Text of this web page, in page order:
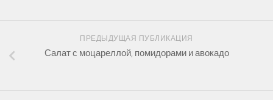
ПРЕДЫДУЩАЯ ПУБЛИКАЦИЯ
Салат с моцареллой, помидорами и авокадо